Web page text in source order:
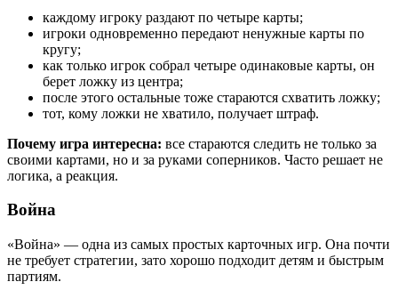
каждому игроку раздают по четыре карты;
игроки одновременно передают ненужные карты по
кругу;
как только игрок собрал четыре одинаковые карты, он
берет ложку из центра;
после этого остальные тоже стараются схватить ложку;
тот, кому ложки не хватило, получает штраф.
Почему игра интересна: все стараются следить не только за
своими картами, но и за руками соперников. Часто решает не
логика, а реакция.
Война
«Война» — одна из самых простых карточных игр. Она почти
не требует стратегии, зато хорошо подходит детям и быстрым
партиям.